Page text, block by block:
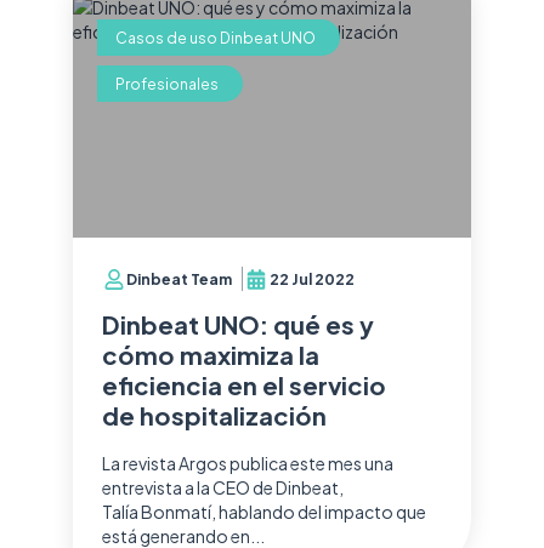
Dinbeat Team 22 Jul 2022
Dinbeat UNO: qué es y
cómo maximiza la
eficiencia en el servicio
de hospitalización
La revista Argos publica este mes una
entrevista a la CEO de Dinbeat,
Talía Bonmatí, hablando del impacto que
está generando en...
Casos de uso Dinbeat UNO
Profesionales